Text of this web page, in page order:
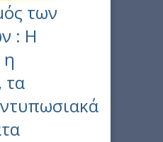
των
: H
τα